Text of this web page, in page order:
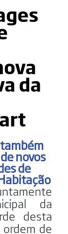
da
novos
de
da
desta
de